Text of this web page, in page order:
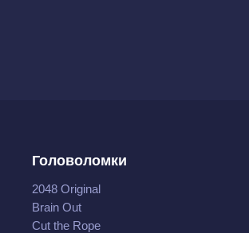
Головоломки
2048 Original
Brain Out
Cut the Rope